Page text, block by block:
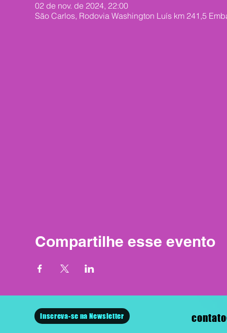
02 de nov. de 2024, 22:00
São Carlos, Rodovia Washington Luís km 241,5
Compartilhe esse evento
Inscreva-se na Newsletter